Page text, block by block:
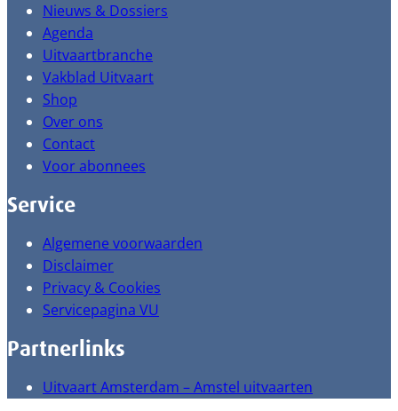
Nieuws & Dossiers
Agenda
Uitvaartbranche
Vakblad Uitvaart
Shop
Over ons
Contact
Voor abonnees
Service
Algemene voorwaarden
Disclaimer
Privacy & Cookies
Servicepagina VU
Partnerlinks
Uitvaart Amsterdam – Amstel uitvaarten